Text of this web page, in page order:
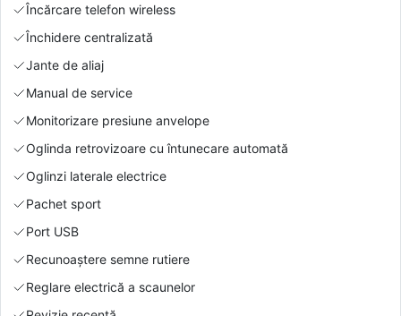
Încărcare telefon wireless
Închidere centralizată
Jante de aliaj
Manual de service
Monitorizare presiune anvelope
Oglinda retrovizoare cu întunecare automată
Oglinzi laterale electrice
Pachet sport
Port USB
Recunoaștere semne rutiere
Reglare electrică a scaunelor